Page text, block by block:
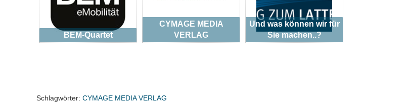
BEM-Quartet
CYMAGE MEDIA
VERLAG
Und was können wir für
Sie machen..?
Schlagwörter: CYMAGE MEDIA VERLAG